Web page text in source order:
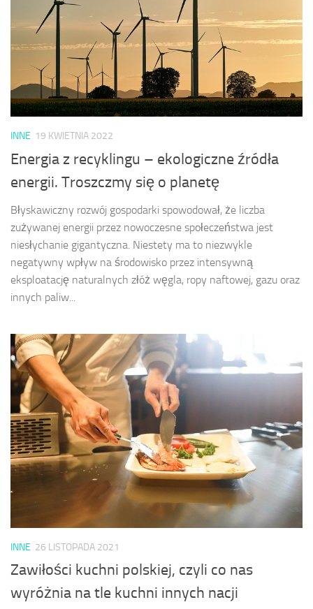
INNE 19 KWIETNIA 2022
Energia z recyklingu – ekologiczne źródła
energii. Troszczmy się o planetę
Błyskawiczny rozwój gospodarki spowodował, że liczba
zużywanej energii przez nowoczesne społeczeństwa jest
niesłychanie gigantyczna. Niestety ma to niezwykle
negatywny wpływ na środowisko przez intensywną
eksploatację naturalnych złóż węgla, ropy naftowej, gazu oraz
innych paliw...
INNE 26 LISTOPADA 2021
Zawiłości kuchni polskiej, czyli co nas
wyróżnia na tle kuchni innych nacji